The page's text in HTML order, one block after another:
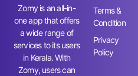
Zomy is an all-in-
one app that offers
a wide range of
services to its users
in Kerala. With
Zomy, users can
Terms &
Condition
Privacy
Policy